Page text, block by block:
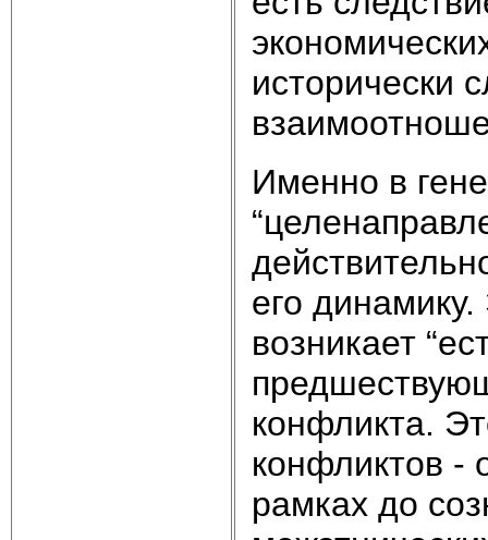
исторически
Именно в
его
возникает
конфликта.
конфликтов -
рамках до